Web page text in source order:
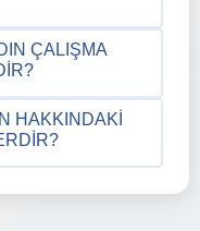
ÇALIŞMA
HAKKINDAKI